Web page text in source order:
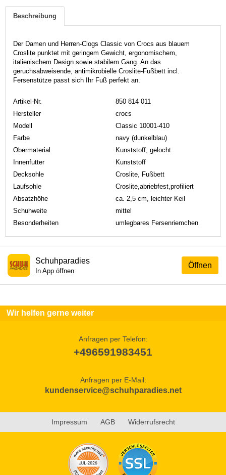
Beschreibung
Der Damen und Herren-Clogs Classic von Crocs aus blauem
Croslite punktet mit geringem Gewicht, ergonomischem,
italienischem Design sowie stabilem Gang. An das
geruchsabweisende, antimikrobielle Croslite-Fußbett incl.
Fersenstütze passt sich Ihr Fuß perfekt an.
Artikel-Nr.
850 814 011
Hersteller
crocs
Modell
Classic 10001-410
Farbe
navy (dunkelblau)
Obermaterial
Kunststoff, gelocht
Innenfutter
Kunststoff
Decksohle
Croslite, Fußbett
Laufsohle
Croslite,abriebfest,profiliert
Absatzhöhe
ca. 2,5 cm, leichter Keil
Schuhweite
mittel
Besonderheiten
umlegbares Fersenriemchen
Öffnen
Schuhparadies
In App öffnen
Wir helfen gerne weiter
Anfragen per Telefon:
+496591983451
Anfragen per E-Mail:
kundenservice@schuhparadies.net
Impressum AGB Widerrufsrecht